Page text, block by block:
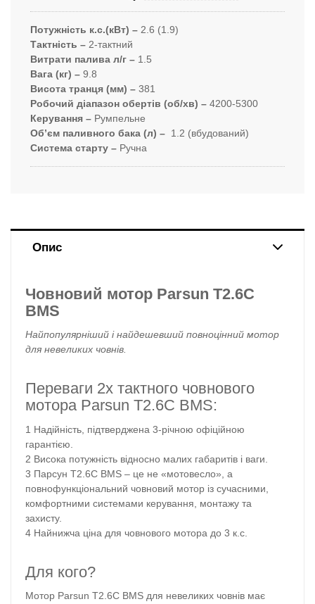
Потужність к.с.(кВт) – 2.6 (1.9)
Тактність – 2-тактний
Витрати палива л/г – 1.5
Вага (кг) – 9.8
Висота транця (мм) – 381
Робочий діапазон обертів (об/хв) – 4200-5300
Керування – Румпельне
Об’єм паливного бака (л) – 1.2 (вбудований)
Система старту – Ручна
Опис
Човновий мотор Parsun T2.6С
BMS
Найпопулярніший і найдешевший повноцінний мотор
для невеликих човнів.
Переваги 2х тактного човнового
мотора Parsun T2.6С BMS:
Надійність, підтверджена 3-річною офіційною
гарантією.
Висока потужність відносно малих габаритів і ваги.
Парсун T2.6С BMS – це не «мотовесло», а
повнофункціональний човновий мотор із сучасними,
комфортними системами керування, монтажу та
захисту.
Найнижча ціна для човнового мотора до 3 к.с.
Для кого?
Мотор Parsun T2.6С BMS для невеликих човнів має